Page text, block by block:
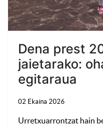
Dena prest
jaietarako:
egitaraua
02 Ekaina 2026
Urretxuarrontzat hain